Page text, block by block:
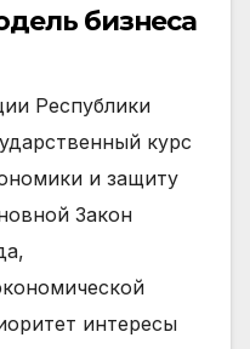
бизнеса
Республики
курс
и защиту
Закон
интересы